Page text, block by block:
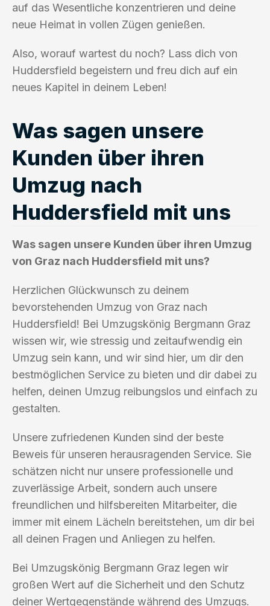
auf das Wesentliche konzentrieren und deine
neue Heimat in vollen Zügen genießen.
Also, worauf wartest du noch? Lass dich von
Huddersfield begeistern und freu dich auf ein
neues Kapitel in deinem Leben!
Was sagen unsere
Kunden über ihren
Umzug nach
Huddersfield mit uns
Was sagen unsere Kunden über ihren Umzug
von Graz nach Huddersfield mit uns?
Herzlichen Glückwunsch zu deinem
bevorstehenden Umzug von Graz nach
Huddersfield! Bei Umzugskönig Bergmann Graz
wissen wir, wie stressig und zeitaufwendig ein
Umzug sein kann, und wir sind hier, um dir den
bestmöglichen Service zu bieten und dir dabei zu
helfen, deinen Umzug reibungslos und einfach zu
gestalten.
Unsere zufriedenen Kunden sind der beste
Beweis für unseren herausragenden Service. Sie
schätzen nicht nur unsere professionelle und
zuverlässige Arbeit, sondern auch unsere
freundlichen und hilfsbereiten Mitarbeiter, die
immer mit einem Lächeln bereitstehen, um dir bei
all deinen Fragen und Anliegen zu helfen.
Bei Umzugskönig Bergmann Graz legen wir
großen Wert auf die Sicherheit und den Schutz
deiner Wertgegenstände während des Umzugs.